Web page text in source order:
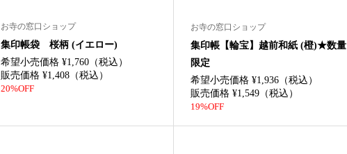
お寺の窓口ショップ
集印帳袋 桜柄 (イエロー)
希望小売価格 ¥1,760（税込）
販売価格 ¥1,408（税込）
20%OFF
お寺の窓口ショップ
集印帳【輪宝】越前和紙 (橙)★数量
限定
希望小売価格 ¥1,936（税込）
販売価格 ¥1,549（税込）
19%OFF